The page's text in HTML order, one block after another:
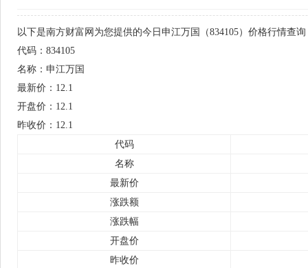
以下是南方财富网为您提供的今日申江万国（834105）价格行情查询
代码：834105
名称：申江万国
最新价：12.1
开盘价：12.1
昨收价：12.1
代码
名称
最新价
涨跌额
涨跌幅
开盘价
昨收价